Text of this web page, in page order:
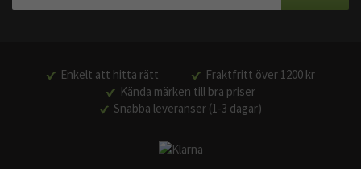
Enkelt att hitta rätt
Fraktfritt över 1200 kr
Kända märken till bra priser
Snabba leveranser (1-3 dagar)